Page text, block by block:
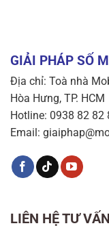
GIẢI PHÁP SỐ
Địa chỉ: Toà nhà
Hòa Hưng, TP. HCM
Hotline: 0938 82 82
Email:
LIÊN HỆ TƯ VẤN